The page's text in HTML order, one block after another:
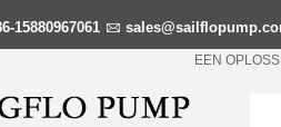
15880967061 
EEN